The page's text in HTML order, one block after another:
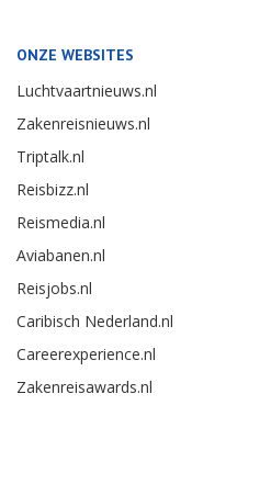
ONZE WEBSITES
Luchtvaartnieuws.nl
Zakenreisnieuws.nl
Triptalk.nl
Reisbizz.nl
Reismedia.nl
Aviabanen.nl
Reisjobs.nl
Caribisch Nederland.nl
Careerexperience.nl
Zakenreisawards.nl